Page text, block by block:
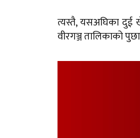
त्यस्तै, यसअघिका दुई
वीरगञ्ज तालिकाको